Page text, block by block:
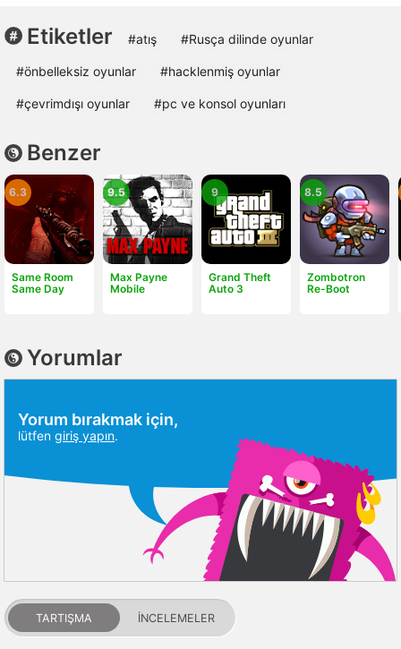
Etiketler #atış #Rusça dilinde oyunlar
#önbelleksiz oyunlar #hacklenmiş oyunlar
#çevrimdışı oyunlar #pc ve konsol oyunları
Benzer
Same Room
Same Day
6.3
Max Payne
Mobile
9.5
Grand Theft
Auto 3
9
Zombotron
Re-Boot
8.5
Yorumlar
Yorum bırakmak için,
lütfen giriş yapın.
TARTIŞMA İNCELEMELER